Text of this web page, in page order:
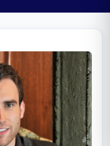
Български
Română
Русский